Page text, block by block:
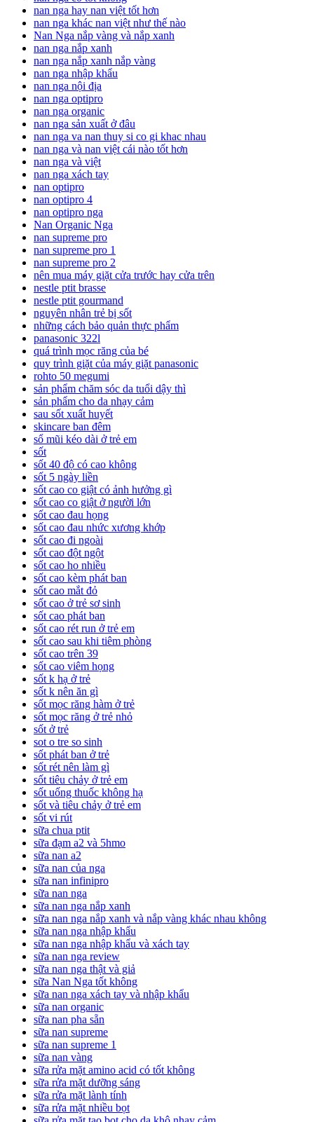
nan nga hay nan việt tốt hơn
nan nga khác nan việt như thế nào
Nan Nga nắp vàng và nắp xanh
nan nga nắp xanh
nan nga nắp xanh nắp vàng
nan nga nhập khẩu
nan nga nội địa
nan nga optipro
nan nga organic
nan nga sản xuất ở đâu
nan nga va nan thuy si co gi khac nhau
nan nga và nan việt cái nào tốt hơn
nan nga và việt
nan nga xách tay
nan optipro
nan optipro 4
nan optipro nga
Nan Organic Nga
nan supreme pro
nan supreme pro 1
nan supreme pro 2
nên mua máy giặt cửa trước hay cửa trên
nestle ptit brasse
nestle ptit gourmand
nguyên nhân trẻ bị sốt
những cách bảo quản thực phẩm
panasonic 322l
quá trình mọc răng của bé
quy trình giặt của máy giặt panasonic
rohto 50 megumi
sản phẩm chăm sóc da tuổi dậy thì
sản phẩm cho da nhạy cảm
sau sốt xuất huyết
skincare ban đêm
sổ mũi kéo dài ở trẻ em
sốt
sốt 40 độ có cao không
sốt 5 ngày liền
sốt cao co giật có ảnh hưởng gì
sốt cao co giật ở người lớn
sốt cao đau họng
sốt cao đau nhức xương khớp
sốt cao đi ngoài
sốt cao đột ngột
sốt cao ho nhiều
sốt cao kèm phát ban
sốt cao mắt đỏ
sốt cao ở trẻ sơ sinh
sốt cao phát ban
sốt cao rét run ở trẻ em
sốt cao sau khi tiêm phòng
sốt cao trên 39
sốt cao viêm họng
sốt k hạ ở trẻ
sốt k nên ăn gì
sốt mọc răng hàm ở trẻ
sốt mọc răng ở trẻ nhỏ
sốt ở trẻ
sot o tre so sinh
sốt phát ban ở trẻ
sốt rét nên làm gì
sốt tiêu chảy ở trẻ em
sốt uống thuốc không hạ
sốt và tiêu chảy ở trẻ em
sốt vi rút
sữa chua ptit
sữa đạm a2 và 5hmo
sữa nan a2
sữa nan của nga
sữa nan infinipro
sữa nan nga
sữa nan nga nắp xanh
sữa nan nga nắp xanh và nắp vàng khác nhau không
sữa nan nga nhập khẩu
sữa nan nga nhập khẩu và xách tay
sữa nan nga review
sữa nan nga thật và giả
sữa Nan Nga tốt không
sữa nan nga xách tay và nhập khẩu
sữa nan organic
sữa nan pha sẵn
sữa nan supreme
sữa nan supreme 1
sữa nan vàng
sữa rửa mặt amino acid có tốt không
sữa rửa mặt dưỡng sáng
sữa rửa mặt lành tính
sữa rửa mặt nhiều bọt